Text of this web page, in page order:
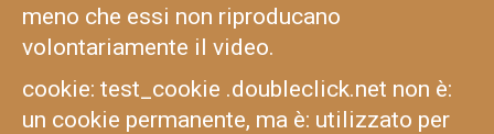
meno che essi non riproducano
volontariamente il video.
cookie: test_cookie .doubleclick.net non è:
un cookie permanente, ma è: utilizzato per